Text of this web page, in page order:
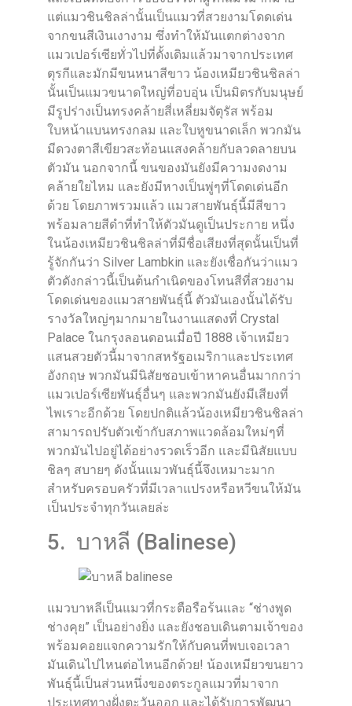
แต่แมวชินชิลล่านั้นเป็นแมวที่สวยงามโดดเด่น
จากขนสีเงินเงางาม ซึ่งทำให้มันแตกต่างจาก
แมวเปอร์เซียทั่วไปที่ดั้งเดิมแล้วมาจากประเทศ
ตุรกีและมักมีขนหนาสีขาว น้องเหมียวชินชิลล่า
นั้นเป็นแมวขนาดใหญ่ที่อบอุ่น เป็นมิตรกับมนุษย์
มีรูปร่างเป็นทรงคล้ายสี่เหลี่ยมจัตุรัส พร้อม
ใบหน้าแบนทรงกลม และใบหูขนาดเล็ก พวกมัน
มีดวงตาสีเขียวสะท้อนแสงคล้ายกับลวดลายบน
ตัวมัน นอกจากนี้ ขนของมันยังมีความงดงาม
คล้ายใยไหม และยังมีหางเป็นพู่ๆที่โดดเด่นอีก
ด้วย โดยภาพรวมแล้ว แมวสายพันธุ์นี้มีสีขาว
พร้อมลายสีดำที่ทำให้ตัวมันดูเป็นประกาย หนึ่ง
ในน้องเหมียวชินชิลล่าที่มีชื่อเสียงที่สุดนั้นเป็นที่
รู้จักกันว่า Silver Lambkin และยังเชื่อกันว่าแมว
ตัวดังกล่าวนี้เป็นต้นกำเนิดของโทนสีที่สวยงาม
โดดเด่นของแมวสายพันธุ์นี้ ตัวมันเองนั้นได้รับ
รางวัลใหญ่ๆมากมายในงานแสดงที่ Crystal
Palace ในกรุงลอนดอนเมื่อปี 1888 เจ้าเหมียว
แสนสวยตัวนี้มาจากสหรัฐอเมริกาและประเทศ
อังกฤษ พวกมันมีนิสัยชอบเข้าหาคนอื่นมากกว่า
แมวเปอร์เซียพันธุ์อื่นๆ และพวกมันยังมีเสียงที่
ไพเราะอีกด้วย โดยปกติแล้วน้องเหมียวชินชิลล่า
สามารถปรับตัวเข้ากับสภาพแวดล้อมใหม่ๆที่
พวกมันไปอยู่ได้อย่างรวดเร็วอีก และมีนิสัยแบบ
ชิลๆ สบายๆ ดังนั้นแมวพันธุ์นี้จึงเหมาะมาก
สำหรับครอบครัวที่มีเวลาแปรงหรือหวีขนให้มัน
เป็นประจำทุกวันเลยล่ะ
5. บาหลี (Balinese)
แมวบาหลีเป็นแมวที่กระตือรือร้นและ “ช่างพูด
ช่างคุย” เป็นอย่างยิ่ง และยังชอบเดินตามเจ้าของ
พร้อมคอยแจกความรักให้กับคนที่พบเจอเวลา
มันเดินไปไหนต่อไหนอีกด้วย! น้องเหมียวขนยาว
พันธุ์นี้เป็นส่วนหนึ่งของตระกูลแมวที่มาจาก
ประเทศทางฝั่งตะวันออก และได้รับการพัฒนา